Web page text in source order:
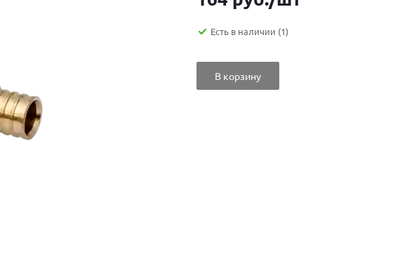
Есть в наличии (1)
В корзину